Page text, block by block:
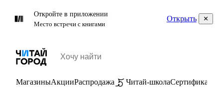
Откройте в приложении
Место встречи с книгами
Открыть
МагазиныАкцииРаспродажа Читай-школаСертификаты